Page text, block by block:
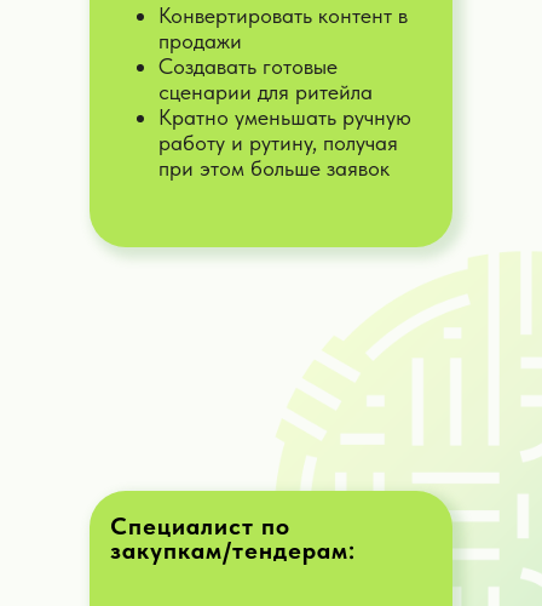
Конвертировать контент в
продажи
Создавать готовые
сценарии для ритейла
Кратно уменьшать ручную
работу и рутину, получая
при этом больше заявок
Специалист по
закупкам/тендерам: